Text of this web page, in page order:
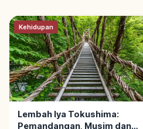
Kehidupan
Lembah Iya Tokushima:
Pemandangan, Musim dan